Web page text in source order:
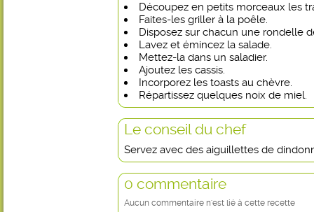
Découpez en petits morceaux les
Faites-les griller à la poêle.
Disposez sur chacun une rondelle
Lavez et émincez la salade.
Mettez-la dans un saladier.
Ajoutez les cassis.
Incorporez les toasts au chèvre.
Répartissez quelques noix de miel.
Le conseil du chef
Servez avec des aiguillettes de
0 commentaire
Aucun commentaire n'est lié à cette recette